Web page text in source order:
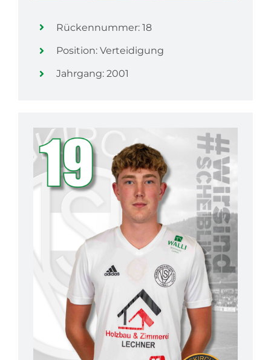
Rückennummer: 18
Position: Verteidigung
Jahrgang: 2001